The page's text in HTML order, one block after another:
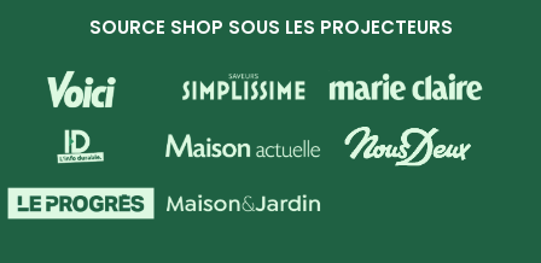
SOURCE SHOP SOUS LES PROJECTEURS